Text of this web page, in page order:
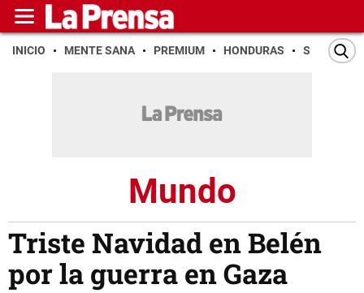
INICIO MENTE SANA PREMIUM HONDURAS SAN PEDRO
Mundo
Triste Navidad en Belén
por la guerra en Gaza